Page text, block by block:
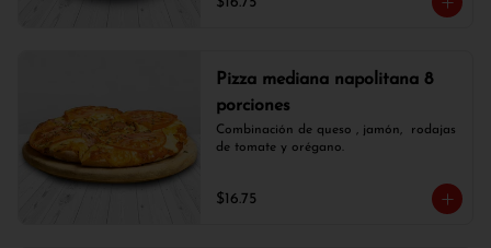
Pizza mediana napolitana 8
porciones
Combinación de queso , jamón,  rodajas
de tomate y orégano.
$16.75